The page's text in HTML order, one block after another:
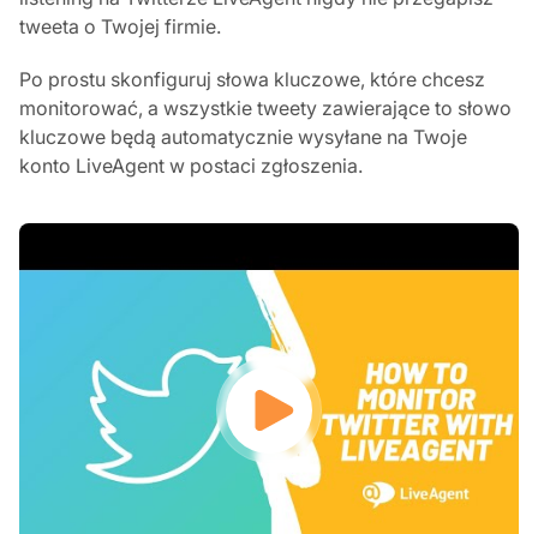
tweeta o Twojej firmie.
Po prostu skonfiguruj słowa kluczowe, które chcesz
monitorować, a wszystkie tweety zawierające to słowo
kluczowe będą automatycznie wysyłane na Twoje
konto LiveAgent w postaci zgłoszenia.